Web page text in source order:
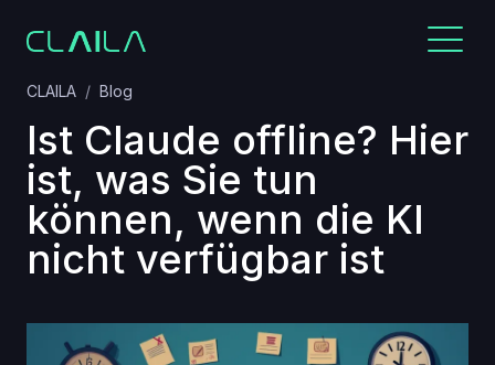
CLAILA Blog
Ist Claude offline? Hier
ist, was Sie tun
können, wenn die KI
nicht verfügbar ist